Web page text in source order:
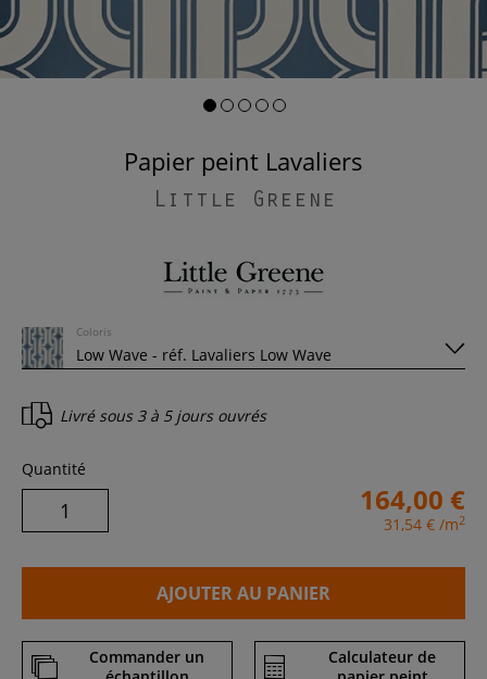
Papier peint Lavaliers
Little Greene
Coloris
Livré sous 3 à 5 jours ouvrés
Quantité
164,00 €
31,54 € /m2
AJOUTER AU PANIER
Commander un
Calculateur de